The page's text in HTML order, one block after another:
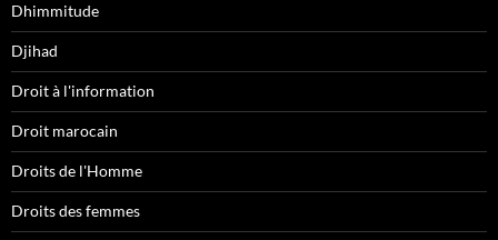
Dhimmitude
Djihad
Droit à l'information
Droit marocain
Droits de l'Homme
Droits des femmes